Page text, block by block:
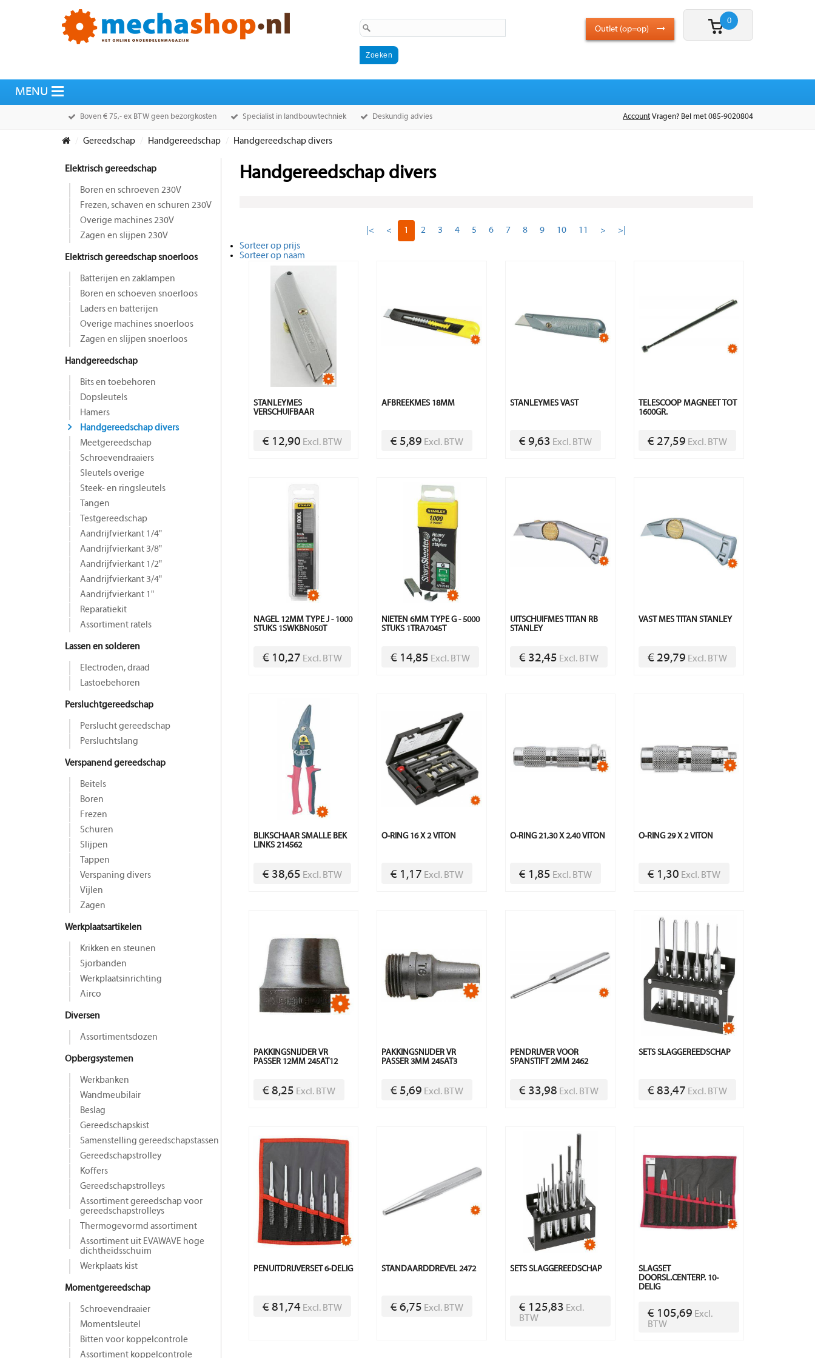
0
Outlet (op=op)
Boven € 75,- ex BTW geen bezorgkosten Specialist in landbouwtechniek Deskundig advies Account Vragen? Bel met 085-9020804
Gereedschap Handgereedschap Handgereedschap divers
Elektrisch gereedschap
Boren en schroeven 230V
Frezen, schaven en schuren 230V
Overige machines 230V
Zagen en slijpen 230V
Elektrisch gereedschap snoerloos
Batterijen en zaklampen
Boren en schoeven snoerloos
Laders en batterijen
Overige machines snoerloos
Zagen en slijpen snoerloos
Handgereedschap
Bits en toebehoren
Dopsleutels
Hamers
Handgereedschap divers
Meetgereedschap
Schroevendraaiers
Sleutels overige
Steek- en ringsleutels
Tangen
Testgereedschap
Aandrijfvierkant 1/4"
Aandrijfvierkant 3/8"
Aandrijfvierkant 1/2"
Aandrijfvierkant 3/4"
Aandrijfvierkant 1"
Reparatiekit
Assortiment ratels
Lassen en solderen
Electroden, draad
Lastoebehoren
Persluchtgereedschap
Perslucht gereedschap
Persluchtslang
Verspanend gereedschap
Beitels
Boren
Frezen
Schuren
Slijpen
Tappen
Verspaning divers
Vijlen
Zagen
Werkplaatsartikelen
Krikken en steunen
Sjorbanden
Werkplaatsinrichting
Airco
Diversen
Assortimentsdozen
Opbergsystemen
Werkbanken
Wandmeubilair
Beslag
Gereedschapskist
Samenstelling gereedschapstassen
Gereedschapstrolley
Koffers
Gereedschapstrolleys
Assortiment gereedschap voor
gereedschapstrolleys
Thermogevormd assortiment
Assortiment uit EVAWAVE hoge
dichtheidsschuim
Werkplaats kist
Momentgereedschap
Schroevendraaier
Momentsleutel
Bitten voor koppelcontrole
Assortiment koppelcontrole
Handgereedschap divers
|< < 1 2 3 4 5 6 7 8 9 10 11 >
>|
Sorteer op prijs
Sorteer op naam
STANLEYMES
VERSCHUIFBAAR
€ 12,90 Excl. BTW
AFBREEKMES 18MM
€ 5,89 Excl. BTW
STANLEYMES VAST
€ 9,63 Excl. BTW
TELESCOOP MAGNEET TOT
1600GR.
€ 27,59 Excl. BTW
NAGEL 12MM TYPE J - 1000
STUKS 1SWKBN050T
€ 10,27 Excl. BTW
NIETEN 6MM TYPE G - 5000
STUKS 1TRA7045T
€ 14,85 Excl. BTW
UITSCHUIFMES TITAN RB
STANLEY
€ 32,45 Excl. BTW
VAST MES TITAN STANLEY
€ 29,79 Excl. BTW
BLIKSCHAAR SMALLE BEK
LINKS 214562
€ 38,65 Excl. BTW
O-RING 16 X 2 VITON
€ 1,17 Excl. BTW
O-RING 21,30 X 2,40 VITON
€ 1,85 Excl. BTW
O-RING 29 X 2 VITON
€ 1,30 Excl. BTW
PAKKINGSNIJDER VR
PASSER 12MM 245AT12
€ 8,25 Excl. BTW
PAKKINGSNIJDER VR
PASSER 3MM 245AT3
€ 5,69 Excl. BTW
PENDRIJVER VOOR
SPANSTIFT 2MM 2462
€ 33,98 Excl. BTW
SETS SLAGGEREEDSCHAP
€ 83,47 Excl. BTW
PENUITDRIJVERSET 6-DELIG
€ 81,74 Excl. BTW
STANDAARDDREVEL 2472
€ 6,75 Excl. BTW
SETS SLAGGEREEDSCHAP
€ 125,83 Excl.
BTW
SLAGSET
DOORSL.CENTERP. 10-
DELIG
€ 105,69 Excl.
BTW